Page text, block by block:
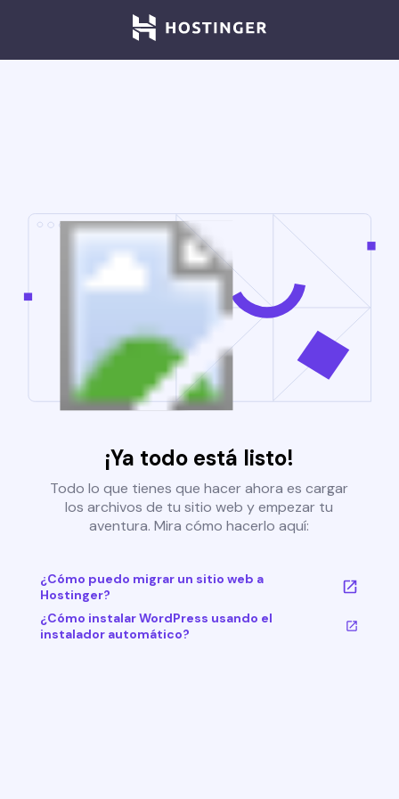
¡Ya todo está listo!
Todo lo que tienes que hacer ahora es cargar
los archivos de tu sitio web y empezar tu
aventura. Mira cómo hacerlo aquí:
¿Cómo puedo migrar un sitio web a
Hostinger?
¿Cómo instalar WordPress usando el
instalador automático?